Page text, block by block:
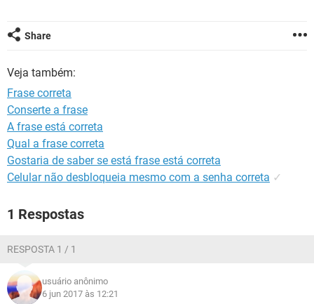
INSTAGRAM
Share
Veja também:
Frase correta
Conserte a frase
A frase está correta
Qual a frase correta
Gostaria de saber se está frase está correta
Celular não desbloqueia mesmo com a senha correta ✓
1 Respostas
RESPOSTA 1 / 1
usuário anônimo
6 jun 2017 às 12:21